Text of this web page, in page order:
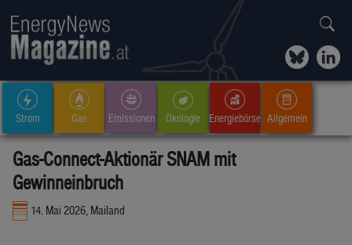
Strom Gas Emissionen Ökologie Energiebörse Allgemein
Gas-Connect-Aktionär SNAM mit
Gewinneinbruch
14. Mai 2026, Mailand